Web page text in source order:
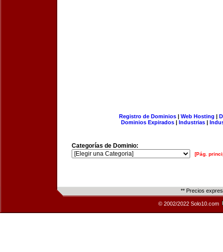
Registro de Dominios| Web Hosting |
Dominios Expirados | Industrias |
Categorías de Dominio:
[Pág.
** Precios
© 2002/2022 Solo10.com